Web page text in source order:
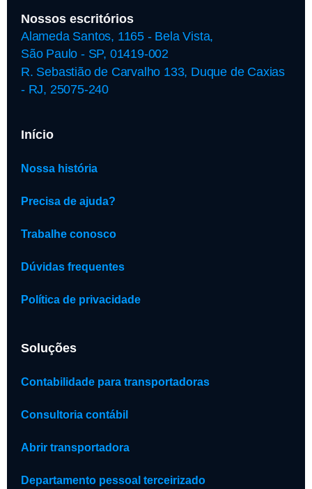
Nossos escritórios
Alameda Santos, 1165 - Bela Vista,
São Paulo - SP, 01419-002
R. Sebastião de Carvalho 133, Duque de Caxias
- RJ, 25075-240
Início
Nossa história
Precisa de ajuda?
Trabalhe conosco
Dúvidas frequentes
Política de privacidade
Soluções
Contabilidade para transportadoras
Consultoria contábil
Abrir transportadora
Departamento pessoal terceirizado